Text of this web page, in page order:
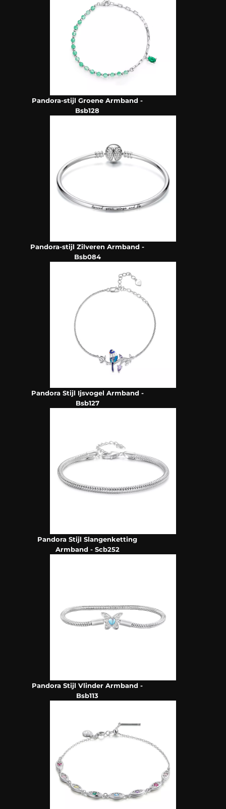
Pandora-stijl Groene Armband -
Bsb128
Pandora-stijl Zilveren Armband -
Bsb084
Pandora Stijl Ijsvogel Armband -
Bsb127
Pandora Stijl Slangenketting
Armband - Scb252
Pandora Stijl Vlinder Armband -
Bsb113